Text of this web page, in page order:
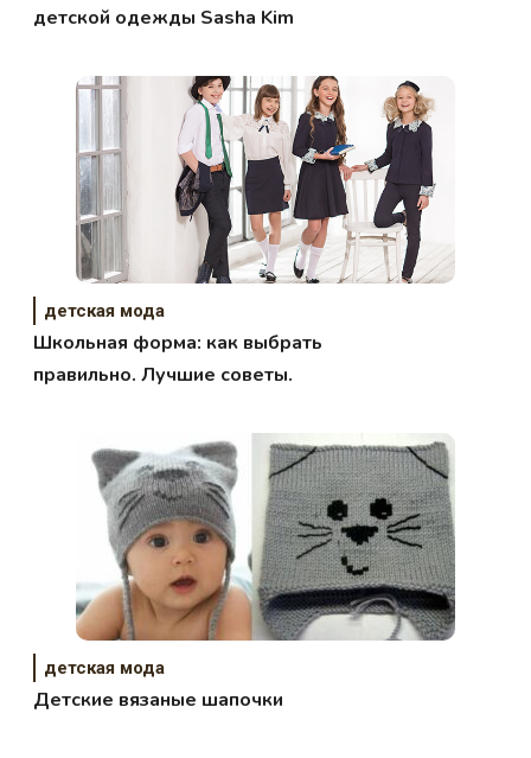
детской одежды Sasha Kim
детская мода
Школьная форма: как выбрать
правильно. Лучшие советы.
детская мода
Детские вязаные шапочки